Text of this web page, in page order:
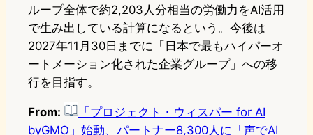
ループ全体で約2,203人分相当の労働力をAI活用
で生み出している計算になるという。今後は
2027年11月30日までに「日本で最もハイパーオ
ートメーション化された企業グループ」への移
行を目指す。
From:
「プロジェクト・ウィスパー for AI
byGMO」始動、パートナー8,300人に「声でAI